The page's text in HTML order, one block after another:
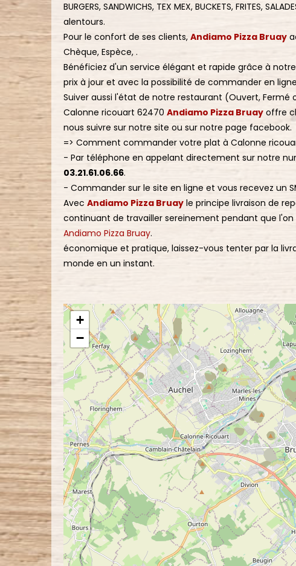
BURGERS, SANDWICHS, TEX MEX, BUCKETS, FRITES,
alentours.
Pour le confort de ses clients, Andiamo Pizza Bruay
Chèque, Espèce, .
Bénéficiez d'un service élégant et rapide grâce à
prix à jour et avec la possibilité de commander en
Suiver aussi l'état de notre restaurant (Ouvert,
Calonne ricouart 62470 Andiamo Pizza Bruay offre
nous suivre sur notre site ou sur notre page facebook.
=> Comment commander votre plat à Calonne
- Par téléphone en appelant directement sur notre
03.21.61.06.66.
- Commander sur le site en ligne et vous recevez un
Avec Andiamo Pizza Bruay le principe livraison de
continuant de travailler sereinement pendant que
Andiamo Pizza Bruay.
économique et pratique, laissez-vous tenter par la
monde en un instant.
+
−